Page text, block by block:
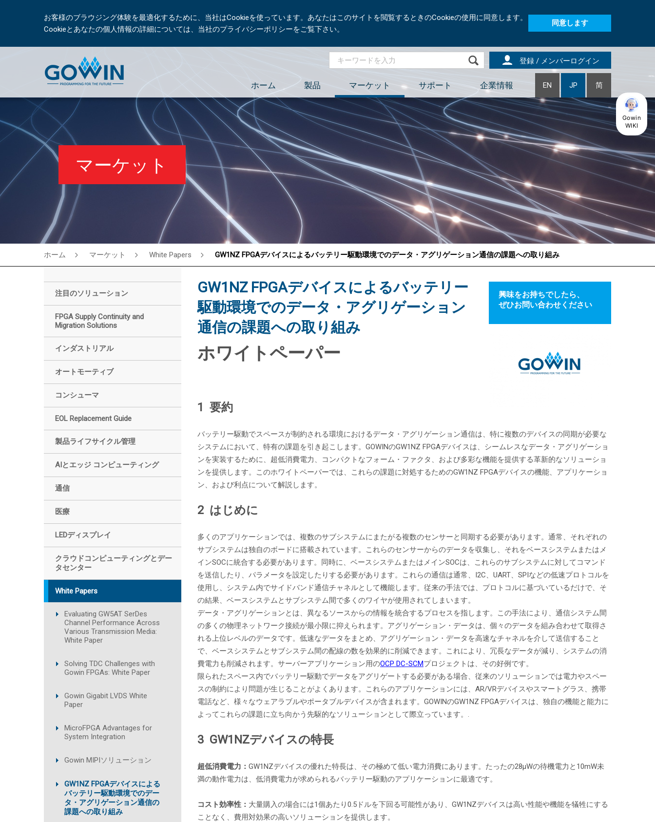
お客様のブラウジング体験を最適化するために、当社はCookieを使っています。あなたはこのサイトを閲覧するときのCookieの使用に同意します。
Cookieとあなたの個人情報の詳細については、当社のプライバシーポリシーをご覧下さい。
同意します
登録 / メンバーログイン
ホーム 製品 マーケット サポート 企業情報 EN JP 简
マーケット
ホーム マーケット White Papers GW1NZ FPGAデバイスによるバッテリー駆動環境でのデータ・アグリゲーション通信の課題への取り組み
注目のソリューション
FPGA Supply Continuity and
Migration Solutions
インダストリアル
オートモーティブ
コンシューマ
EOL Replacement Guide
製品ライフサイクル管理
AIとエッジ コンピューティング
通信
医療
LEDディスプレイ
クラウドコンピューティングとデー
タセンター
White Papers
Evaluating GW5AT SerDes
Channel Performance Across
Various Transmission Media:
White Paper
Solving TDC Challenges with
Gowin FPGAs: White Paper
Gowin Gigabit LVDS White
Paper
MicroFPGA Advantages for
System Integration
Gowin MIPIソリューション
GW1NZ FPGAデバイスによる
バッテリー駆動環境でのデー
タ・アグリゲーション通信の
課題への取り組み
興味をお持ちでしたら、
ぜひお問い合わせください
GW1NZ FPGAデバイスによるバッテリー
駆動環境でのデータ・アグリゲーション
通信の課題への取り組み
ホワイトペーパー
1 要約
バッテリー駆動でスペースが制約される環境におけるデータ・アグリゲーション通信は、特に複数のデバイスの同期が必要な
システムにおいて、特有の課題を引き起こします。GOWINのGW1NZ FPGAデバイスは、シームレスなデータ・アグリゲーショ
ンを実装するために、超低消費電力、コンパクトなフォーム・ファクタ、および多彩な機能を提供する革新的なソリューショ
ンを提供します。このホワイトペーパーでは、これらの課題に対処するためのGW1NZ FPGAデバイスの機能、アプリケーショ
ン、および利点について解説します。
2 はじめに
多くのアプリケーションでは、複数のサブシステムにまたがる複数のセンサーと同期する必要があります。通常、それぞれの
サブシステムは独自のボードに搭載されています。これらのセンサーからのデータを収集し、それをベースシステムまたはメ
インSOCに統合する必要があります。同時に、ベースシステムまたはメインSOCは、これらのサブシステムに対してコマンド
を送信したり、パラメータを設定したりする必要があります。これらの通信は通常、I2C、UART、SPIなどの低速プロトコルを
使用し、システム内でサイドバンド通信チャネルとして機能します。従来の手法では、プロトコルに基づいているだけで、そ
の結果、ベースシステムとサブシステム間で多くのワイヤが使用されてしまいます。
データ・アグリゲーションとは、異なるソースからの情報を統合するプロセスを指します。この手法により、通信システム間
の多くの物理ネットワーク接続が最小限に抑えられます。アグリゲーション・データは、個々のデータを組み合わせて取得さ
れる上位レベルのデータです。低速なデータをまとめ、アグリゲーション・データを高速なチャネルを介して送信すること
で、ベースシステムとサブシステム間の配線の数を効果的に削減できます。これにより、冗長なデータが減り、システムの消
費電力も削減されます。サーバーアプリケーション用のOCP DC-SCMプロジェクトは、その好例です。
限られたスペース内でバッテリー駆動でデータをアグリゲートする必要がある場合、従来のソリューションでは電力やスペー
スの制約により問題が生じることがよくあります。これらのアプリケーションには、AR/VRデバイスやスマートグラス、携帯
電話など、様々なウェアラブルやポータブルデバイスが含まれます。GOWINのGW1NZ FPGAデバイスは、独自の機能と能力に
よってこれらの課題に立ち向かう先駆的なソリューションとして際立っています。.
3 GW1NZデバイスの特長
超低消費電力： GW1NZデバイスの優れた特長は、その極めて低い電力消費にあります。たったの28μWの待機電力と10mW未
満の動作電力は、低消費電力が求められるバッテリー駆動のアプリケーションに最適です。
コスト効率性： 大量購入の場合には1個あたり0.5ドルを下回る可能性があり、GW1NZデバイスは高い性能や機能を犠牲にする
ことなく、費用対効果の高いソリューションを提供します。
Gowin
WIKI